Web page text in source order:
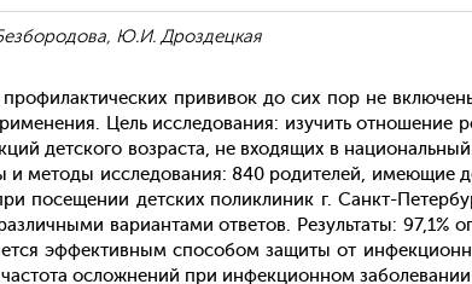
Ю.И. Дроздецкая
при­вивок до сих пор не
Цель ис­сле­дова­ния: изу­чить от­но­шение
дет­ско­го воз­раста, не вхо­дящих в
и ме­тоды ис­сле­дова­ния: 840 ро­дите­лей, име­ющие
по­сеще­нии дет­ских по­лик­ли­ник г. Санкт-
ва­ри­ан­та­ми от­ве­тов. Ре­зуль­та­ты: 97,1%
эф­фектив­ным спо­собом за­щиты от
ос­ложне­ний при ин­фекци­он­ном